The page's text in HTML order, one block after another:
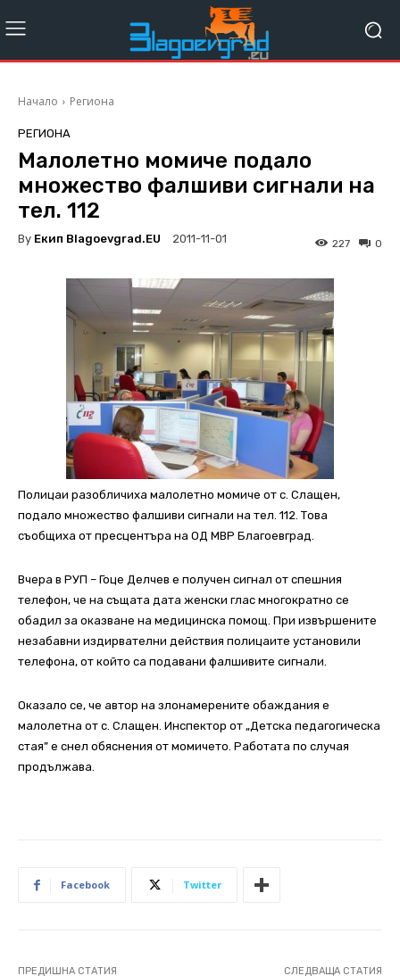
Начало Региона
РЕГИОНА
Малолетно момиче подало
множество фалшиви сигнали на
тел. 112
By Екип Blagoevgrad.EU 2011-11-01 0
227
Полицаи разобличиха малолетно момиче от с. Слащен,
подало множество фалшиви сигнали на тел. 112. Това
съобщиха от пресцентъра на ОД МВР Благоевград.
Вчера в РУП – Гоце Делчев е получен сигнал от спешния
телефон, че на същата дата женски глас многократно се
обадил за оказване на медицинска помощ. При извършените
незабавни издирвателни действия полицаите установили
телефона, от който са подавани фалшивите сигнали.
Оказало се, че автор на злонамерените обаждания е
малолетна от с. Слащен. Инспектор от „Детска педагогическа
стая” е снел обяснения от момичето. Работата по случая
продължава.
Facebook Twitter
ПРЕДИШНА СТАТИЯ СЛЕДВАЩА СТАТИЯ